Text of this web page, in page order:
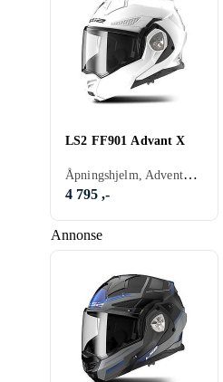
Annonse
LS2 FF901 Advant X
Åpningshjelm, Adventurehjelmer, Sort, Hvit, Grå, Blå, Rød, Gul, Gull, Lilla
4 795 ,-